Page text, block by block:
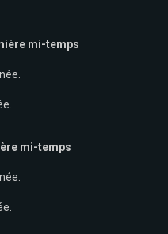
mi-temps
mi-temps